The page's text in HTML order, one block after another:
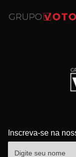
Inscreva-se na